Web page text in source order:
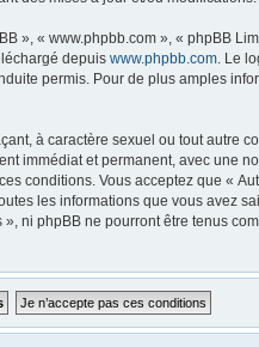
», « www.phpbb.com », « phpBB
depuis www.phpbb.com . Le
permis. Pour de plus amples
à caractère sexuel ou tout autre
immédiat et permanent, avec une
conditions. Vous acceptez que «
les informations que vous avez
ni phpBB ne pourront être tenus